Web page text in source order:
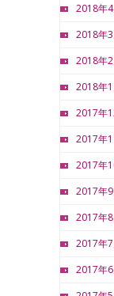
2018年4
2018年3
2018年2
2018年1
2017年
2017年
2017年
2017年9
2017年8
2017年7
2017年6